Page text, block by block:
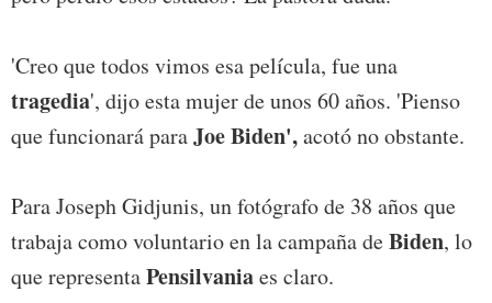
'Creo que todos vimos esa película, fue una
tragedia', dijo esta mujer de unos 60 años. 'Pienso
que funcionará paraJoe Biden',acotó no obstante.
Para Joseph Gidjunis, un fotógrafo de 38 años que
trabaja como voluntario en la campaña deBiden, lo
que representaPensilvaniaes claro.